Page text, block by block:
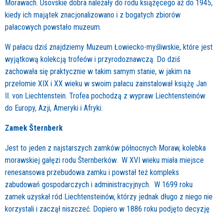
Morawach. Úsovskie dobra należały do rodu książęcego aż do 1945,
kiedy ich majątek znacjonalizowano i z bogatych zbiorów
pałacowych powstało muzeum.
W pałacu dziś znajdziemy Muzeum Łowiecko-myśliwskie, które jest
wyjątkową kolekcją trofeów i przyrodoznawczą. Do dziś
zachowała się praktycznie w takim samym stanie, w jakim na
przełomie XIX i XX wieku w swoim pałacu zainstalował książę Jan
II. von Liechtenstein. Trofea pochodzą z wypraw Liechtensteinów
do Europy, Azji, Ameryki i Afryki.
Zamek Šternberk
Jest to jeden z najstarszych zamków północnych Moraw, kolebka
morawskiej gałęzi rodu Šternberków. W XVI wieku miała miejsce
renesansowa przebudowa zamku i powstał też kompleks
zabudowań gospodarczych i administracyjnych. W 1699 roku
zamek uzyskał ród Liechtensteinów, którzy jednak długo z niego nie
korzystali i zaczął niszczeć. Dopiero w 1886 roku podjęto decyzję